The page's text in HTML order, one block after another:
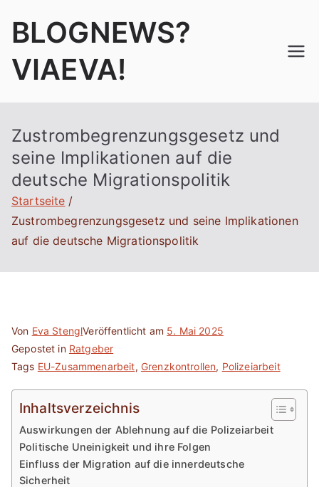
InhaltBLOGNEWS?
VIAEVA!
Zustrombegrenzungsgesetz und
seine Implikationen auf die
deutsche Migrationspolitik
Startseite
Zustrombegrenzungsgesetz und seine Implikationen
auf die deutsche Migrationspolitik
Von Eva StenglVeröffentlicht am 5. Mai 2025
Gepostet in Ratgeber
Tags EU-Zusammenarbeit, Grenzkontrollen, Polizeiarbeit
Inhaltsverzeichnis
Auswirkungen der Ablehnung auf die Polizeiarbeit
Politische Uneinigkeit und ihre Folgen
Einfluss der Migration auf die innerdeutsche
Sicherheit